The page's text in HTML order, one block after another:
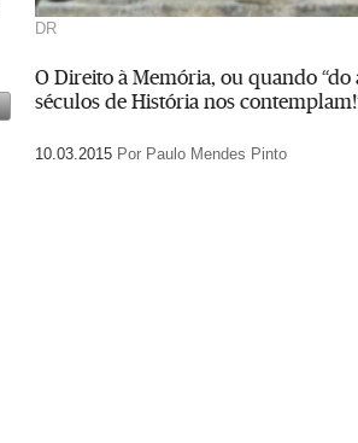
DR
O Direito à Memória, ou quando
séculos de História nos
10.03.2015 Por Paulo Mendes Pinto